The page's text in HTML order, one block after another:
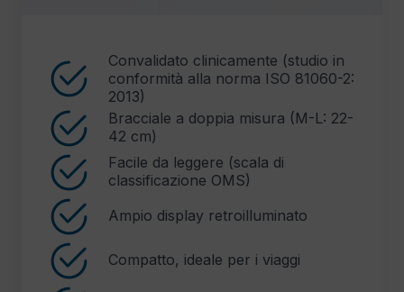
Convalidato clinicamente (studio in
conformità alla norma ISO 81060-2:
2013)
Bracciale a doppia misura (M-L: 22-
42 cm)
Facile da leggere (scala di
classificazione OMS)
Ampio display retroilluminato
Compatto, ideale per i viaggi